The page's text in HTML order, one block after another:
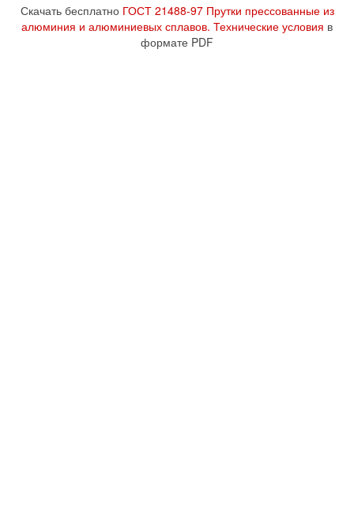
Скачать бесплатно ГОСТ 21488-97 Прутки прессованные из
алюминия и алюминиевых сплавов. Технические условия в
формате PDF